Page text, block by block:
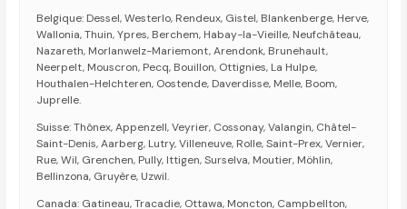
Belgique: Dessel, Westerlo, Rendeux, Gistel, Blankenberge, Herve,
Wallonia, Thuin, Ypres, Berchem, Habay-la-Vieille, Neufchâteau,
Nazareth, Morlanwelz-Mariemont, Arendonk, Brunehault,
Neerpelt, Mouscron, Pecq, Bouillon, Ottignies, La Hulpe,
Houthalen-Helchteren, Oostende, Daverdisse, Melle, Boom,
Juprelle.
Suisse: Thônex, Appenzell, Veyrier, Cossonay, Valangin, Châtel-
Saint-Denis, Aarberg, Lutry, Villeneuve, Rolle, Saint-Prex, Vernier,
Rue, Wil, Grenchen, Pully, Ittigen, Surselva, Moutier, Möhlin,
Bellinzona, Gruyère, Uzwil.
Canada: Gatineau, Tracadie, Ottawa, Moncton, Campbellton,